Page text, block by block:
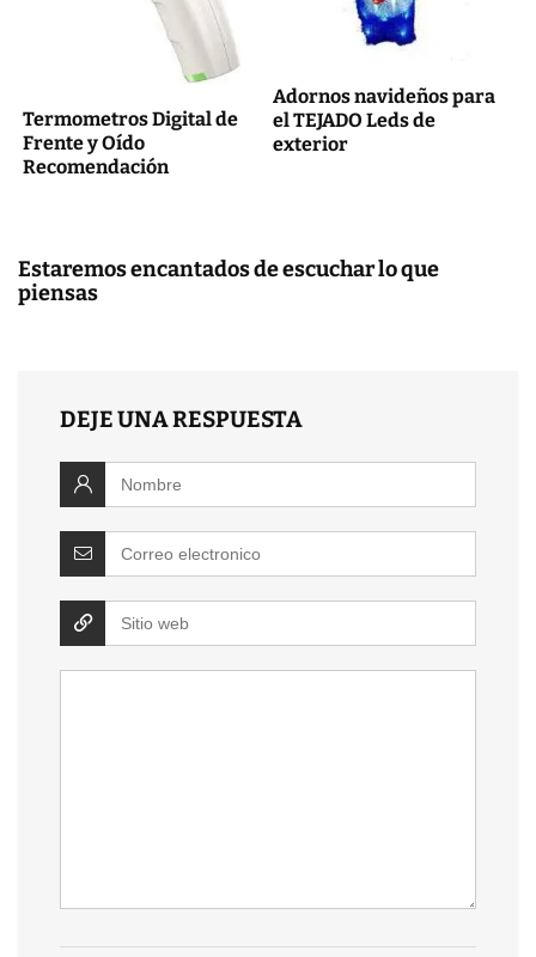
Termometros Digital de
Frente y Oído
Recomendación
Adornos navideños para
el TEJADO Leds de
exterior
Estaremos encantados de escuchar lo que
piensas
DEJE UNA RESPUESTA